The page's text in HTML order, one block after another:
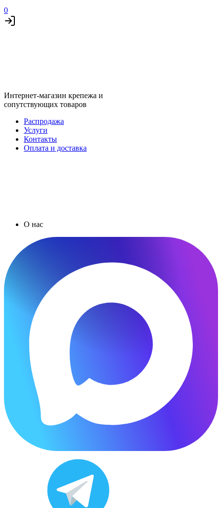
0
Интернет-магазин крепежа и
сопутствующих товаров
Распродажа
Услуги
Контакты
Оплата и доставка
О нас